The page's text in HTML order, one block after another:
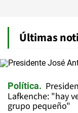
Últimas
Política
Lafkenche: "hay
grupo pequeño"